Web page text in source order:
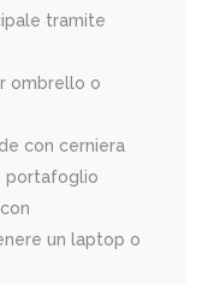
tramite
ombrello o
con cerniera
portafoglio
un laptop o